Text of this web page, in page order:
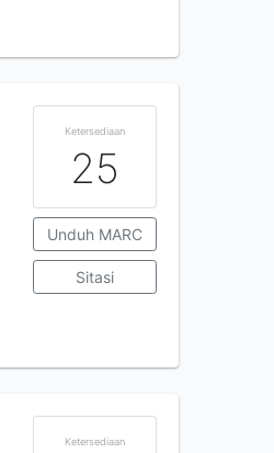
Ketersediaan
25
Unduh MARC
Sitasi
Ketersediaan